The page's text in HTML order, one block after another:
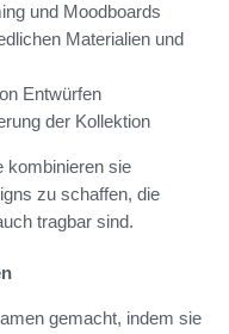
und Moodboards
Materialien und
Entwürfen
der Kollektion
kombinieren sie
zu schaffen, die
tragbar sind.
gemacht, indem sie